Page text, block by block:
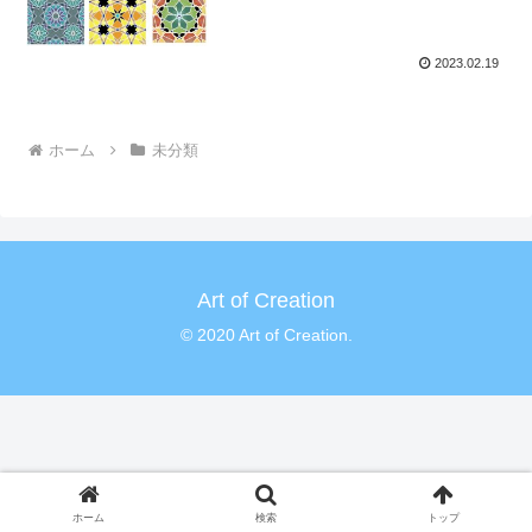
2023.02.19
ホーム 未分類
Art of Creation
© 2020 Art of Creation.
ホーム 検索 トップ